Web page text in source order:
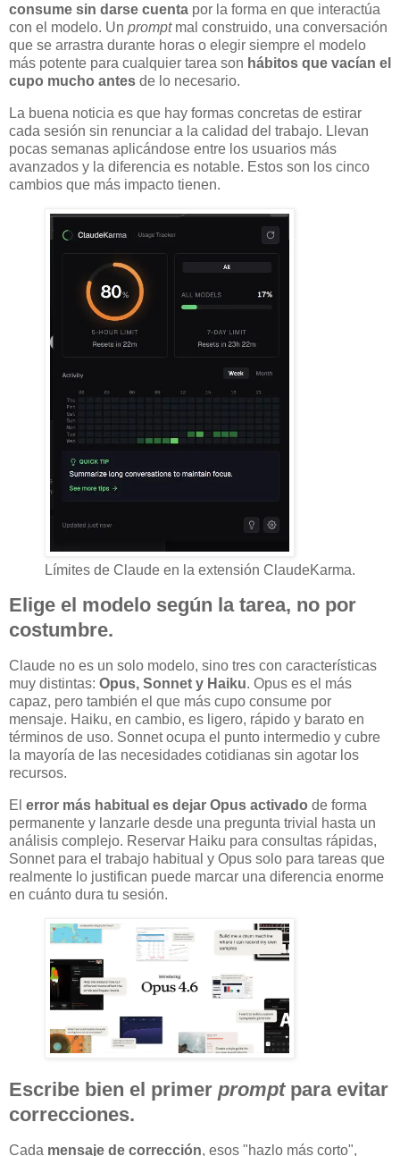
consume sin darse cuenta por la forma en que interactúa
con el modelo. Un promptmal construido, una conversación
que se arrastra durante horas o elegir siempre el modelo
más potente para cualquier tarea son hábitos que vacían el
cupo mucho antes de lo necesario.
La buena noticia es que hay formas concretas de estirar
cada sesión sin renunciar a la calidad del trabajo. Llevan
pocas semanas aplicándose entre los usuarios más
avanzados y la diferencia es notable. Estos son los cinco
cambios que más impacto tienen.
Límites de Claude en la extensión ClaudeKarma.
Elige el modelo según la tarea, no por
costumbre.
Claude no es un solo modelo, sino tres con características
muy distintas: Opus, Sonnet y Haiku. Opus es el más
capaz, pero también el que más cupo consume por
mensaje. Haiku, en cambio, es ligero, rápido y barato en
términos de uso. Sonnet ocupa el punto intermedio y cubre
la mayoría de las necesidades cotidianas sin agotar los
recursos.
El error más habitual es dejar Opus activado de forma
permanente y lanzarle desde una pregunta trivial hasta un
análisis complejo. Reservar Haiku para consultas rápidas,
Sonnet para el trabajo habitual y Opus solo para tareas que
realmente lo justifican puede marcar una diferencia enorme
en cuánto dura tu sesión.
Escribe bien el primer promptpara evitar
correcciones.
Cada mensaje de corrección, esos "hazlo más corto",